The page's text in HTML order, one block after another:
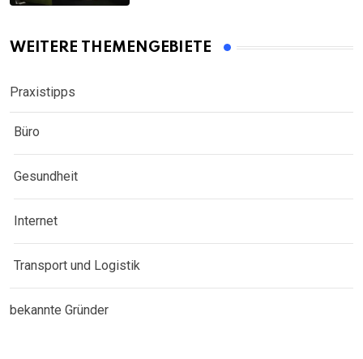
WEITERE THEMENGEBIETE
Praxistipps
Büro
Gesundheit
Internet
Transport und Logistik
bekannte Gründer